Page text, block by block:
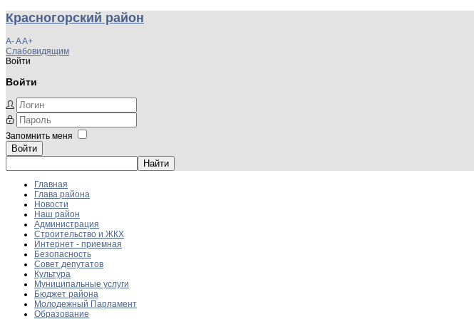
Красногорский район
A-AA+
Слабовидящим
Войти
Войти
Запомнить меня
Войти
Главная
Глава района
Новости
Наш район
Администрация
Строительство и ЖКХ
Интернет - приемная
Безопасность
Совет депутатов
Культура
Муниципальные услуги
Бюджет района
Молодежный Парламент
Образование